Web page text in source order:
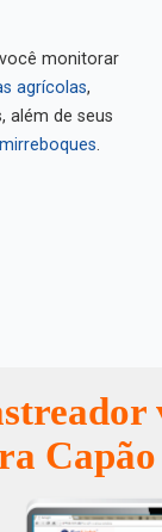
monitorar
agrícolas,
além de seus
.